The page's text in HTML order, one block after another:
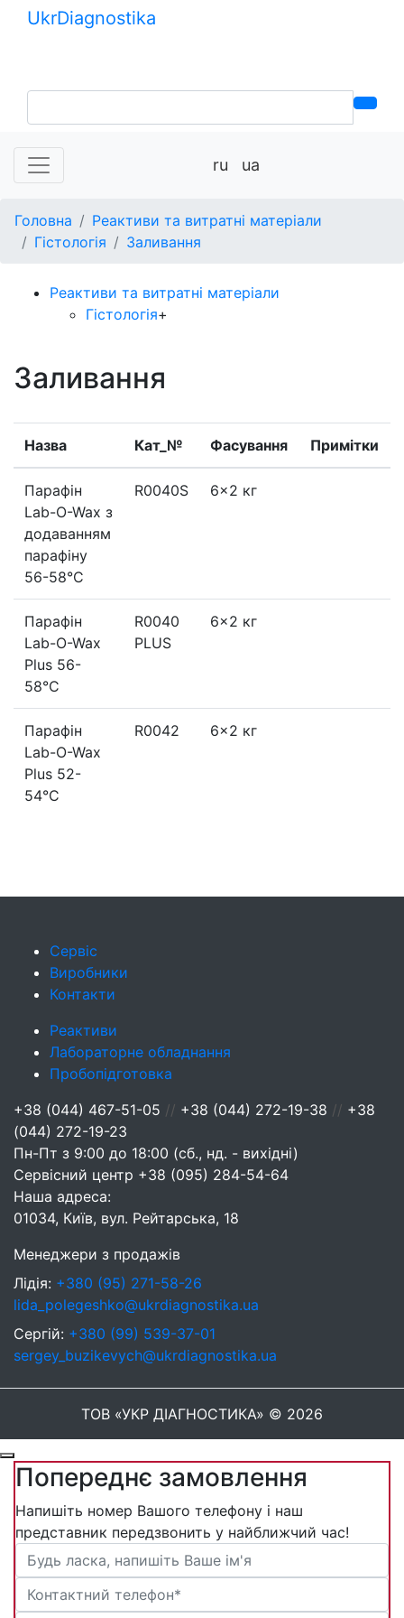
UkrDiagnostika
ru ua
Головна
Реактиви та витратні матеріали
Гістологія
Заливання
Реактиви та витратні матеріали
Гістологія+
Заливання
Назва Кат_№ Фасування Примітки
Парафін
Lab-O-Wax з
додаванням
парафіну
56-58°C
R0040S 6x2 кг
Парафін
Lab-O-Wax
Plus 56-
58°C
R0040
PLUS
6x2 кг
Парафін
Lab-O-Wax
Plus 52-
54°C
R0042 6x2 кг
Сервіс
Виробники
Контакти
Реактиви
Лабораторне обладнання
Пробопідготовка
+38 (044) 467-51-05 // +38 (044) 272-19-38 // +38
(044) 272-19-23
Пн-Пт з 9:00 до 18:00 (сб., нд. - вихідні)
Сервісний центр +38 (095) 284-54-64
Наша адреса:
01034, Київ, вул. Рейтарська, 18
Менеджери з продажів
Лідія: +380 (95) 271-58-26
lida_polegeshko@ukrdiagnostika.ua
Сергій: +380 (99) 539-37-01
sergey_buzikevych@ukrdiagnostika.ua
ТОВ «УКР ДІАГНОСТИКА» © 2026
Попереднє замовлення
Напишіть номер Вашого телефону і наш
представник передзвонить у найближчий час!